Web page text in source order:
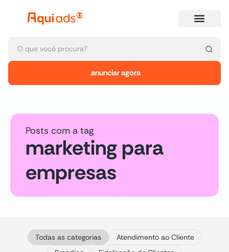
anunciar agora
Posts com a tag
marketing para
empresas
Todas as categorias
Atendimento ao Cliente